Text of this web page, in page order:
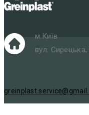
м.Київ
вул. Сирецька,